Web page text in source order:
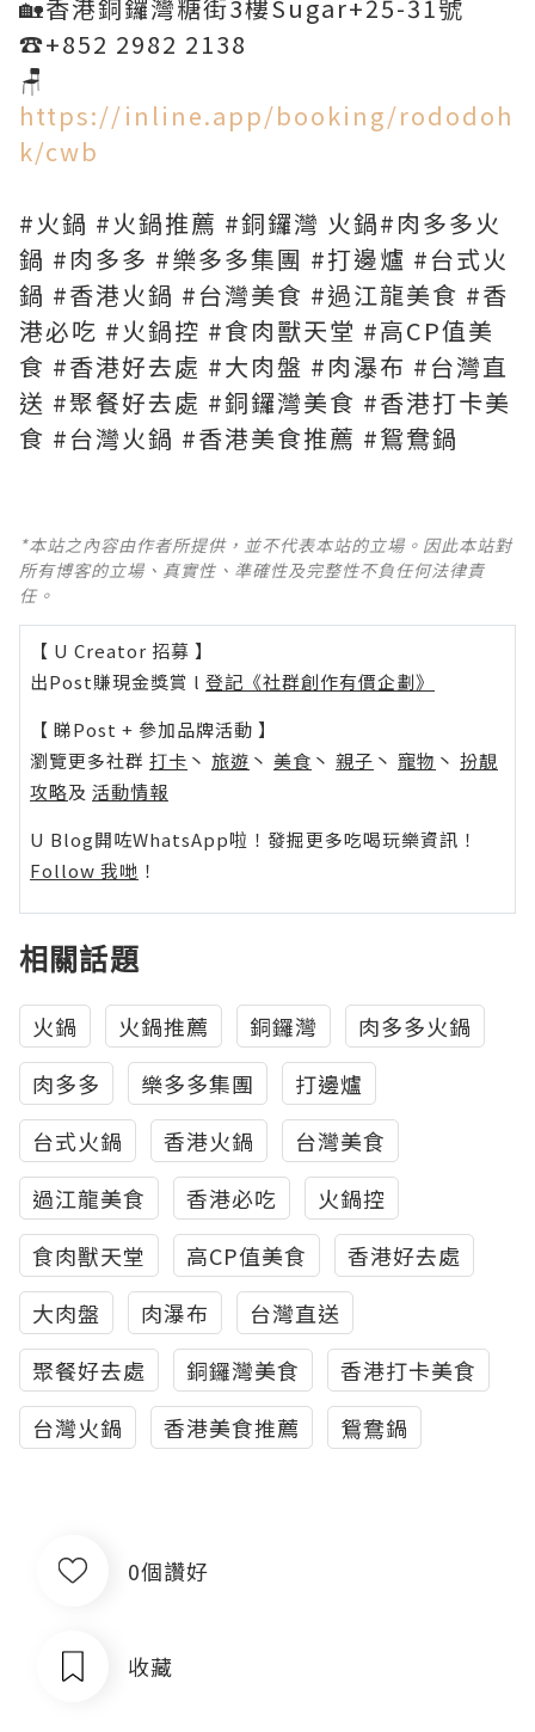
🏡香港銅鑼灣糖街3樓Sugar+25-31號
☎️+852 2982 2138
🪑
https://inline.app/booking/rododoh
k/cwb
#火鍋 #火鍋推薦 #銅鑼灣 火鍋#肉多多火
鍋 #肉多多 #樂多多集團 #打邊爐 #台式火
鍋 #香港火鍋 #台灣美食 #過江龍美食 #香
港必吃 #火鍋控 #食肉獸天堂 #高CP值美
食 #香港好去處 #大肉盤 #肉瀑布 #台灣直
送 #聚餐好去處 #銅鑼灣美食 #香港打卡美
食 #台灣火鍋 #香港美食推薦 #鴛鴦鍋
*本站之內容由作者所提供，並不代表本站的立場。因此本站對
所有博客的立場、真實性、準確性及完整性不負任何法律責
任。
【 U Creator 招募 】
出Post賺現金獎賞 l 登記《社群創作有價企劃》
【 睇Post + 參加品牌活動 】
瀏覽更多社群 打卡 丶 旅遊 丶 美食 丶 親子 丶 寵物 丶 扮靚
攻略及 活動情報
U Blog開咗WhatsApp啦！發掘更多吃喝玩樂資訊！
Follow 我哋 ！
相關話題
火鍋 火鍋推薦 銅鑼灣
肉多多火鍋
肉多多
樂多多集團
打邊爐
台式火鍋
香港火鍋
台灣美食
過江龍美食
香港必吃
火鍋控
食肉獸天堂
高CP值美食
香港好去處
大肉盤
肉瀑布
台灣直送
聚餐好去處
銅鑼灣美食
香港打卡美食
台灣火鍋
香港美食推薦 鴛鴦鍋
0個讚好
收藏